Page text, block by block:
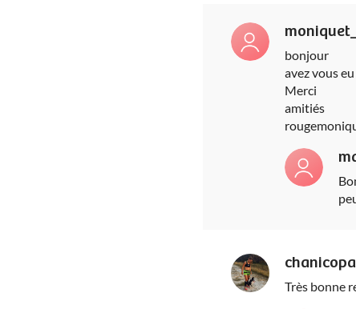
bonjour
avez vous
Merci
amitiés
Très bonne